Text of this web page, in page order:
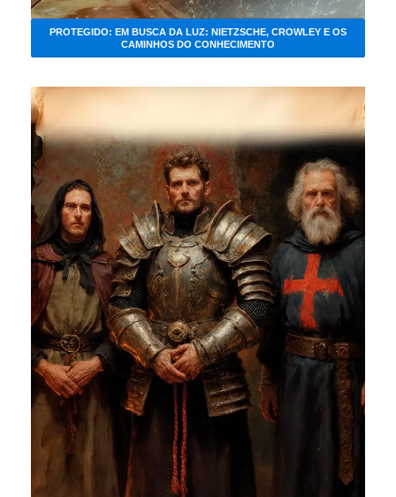
PROTEGIDO: EM BUSCA DA LUZ: NIETZSCHE, CROWLEY E OS
CAMINHOS DO CONHECIMENTO